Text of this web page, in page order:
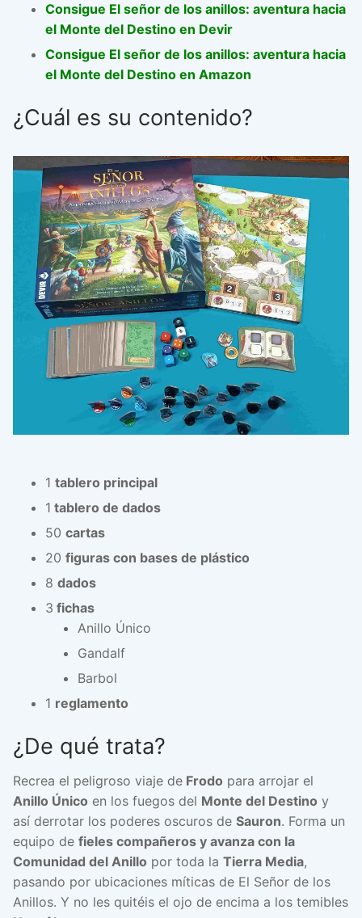
Consigue El señor de los anillos: aventura hacia
el Monte del Destino en Devir
Consigue El señor de los anillos: aventura hacia
el Monte del Destino en Amazon
¿Cuál es su contenido?
1 tablero principal
1 tablero de dados
50 cartas
20 figuras con bases de plástico
8 dados
3 fichas
Anillo Único
Gandalf
Barbol
1 reglamento
¿De qué trata?
Recrea el peligroso viaje de Frodo para arrojar el
Anillo Único en los fuegos del Monte del Destino y
así derrotar los poderes oscuros de Sauron. Forma un
equipo de fieles compañeros y avanza con la
Comunidad del Anillo por toda la Tierra Media,
pasando por ubicaciones míticas de El Señor de los
Anillos. Y no les quitéis el ojo de encima a los temibles